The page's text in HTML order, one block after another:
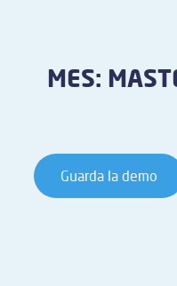
MES:
Guarda la demo